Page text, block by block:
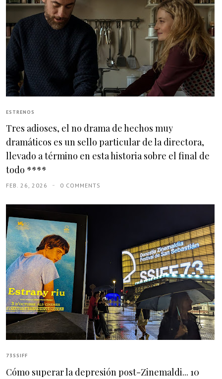
ESTRENOS
Tres adioses, el no drama de hechos muy
dramáticos es un sello particular de la directora,
llevado a término en esta historia sobre el final de
todo ****
FEB. 26, 2026 0 COMMENTS
73SSIFF
Cómo superar la depresión post-Zinemaldi... 10